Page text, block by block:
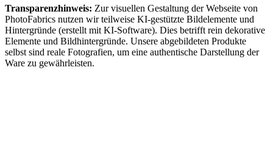
Transparenzhinweis: Zur visuellen Gestaltung der Webseite von
PhotoFabrics nutzen wir teilweise KI-gestützte Bildelemente und
Hintergründe (erstellt mit KI-Software). Dies betrifft rein dekorative
Elemente und Bildhintergründe. Unsere abgebildeten Produkte
selbst sind reale Fotografien, um eine authentische Darstellung der
Ware zu gewährleisten.